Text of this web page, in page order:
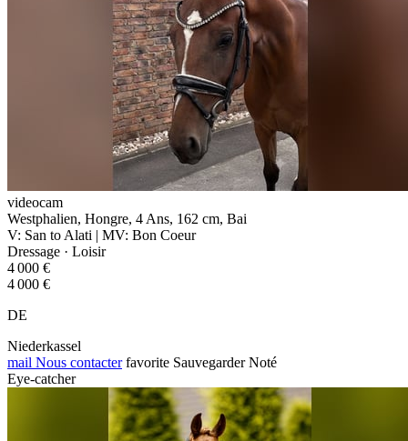
videocam
Westphalien, Hongre, 4 Ans, 162 cm, Bai
V: San to Alati | MV: Bon Coeur
Dressage · Loisir
4 000 €
4 000 €
DE
Niederkassel
mail Nous contacter favorite Sauvegarder Noté
Eye-catcher